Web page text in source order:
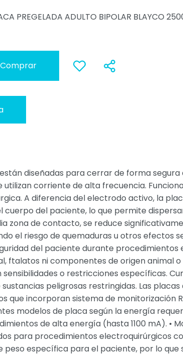
PREGELADA ADULTO BIPOLAR BLAYCO
Comprar Anadir
diseñadas para cerrar de forma
utilizan corriente de alta frecuencia.
A diferencia del electrodo activo, la
del paciente, lo que permite
zona de contacto, se reduce
el riesgo de quemaduras u otros efectos
del paciente durante
ftalatos ni componentes de origen animal o
o restricciones específicas.
peligrosas restringidas. Las
que incorporan sistema de monitorización
modelos de placa según la energía
de alta energía (hasta 1100 mA). •
para procedimientos electroquirúrgicos
peso específica para el paciente, por lo que